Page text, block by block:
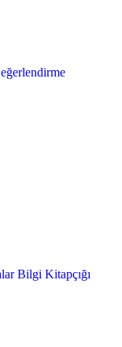
Bilgi Kitapçığı